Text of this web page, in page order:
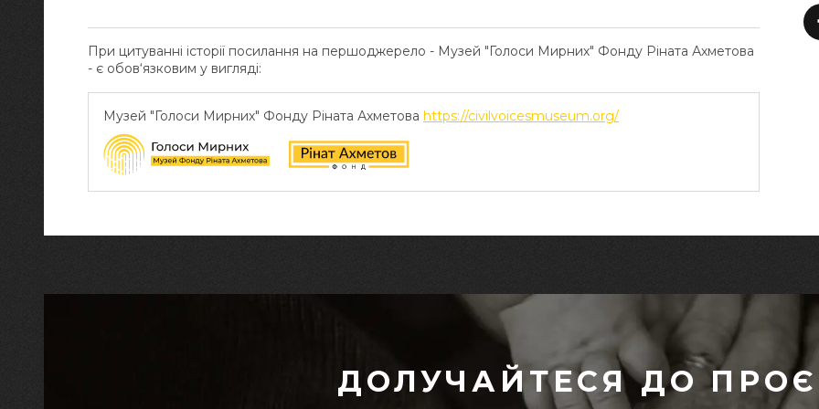
При цитуванні історії посилання на першоджерело - Музей "Голоси Мирних" Фонду Ріната Ахметова
- є обов‘язковим у вигляді:
Музей "Голоси Мирних" Фонду Ріната Ахметова https://civilvoicesmuseum.org/
ДОЛУЧАЙТЕСЯ ДО